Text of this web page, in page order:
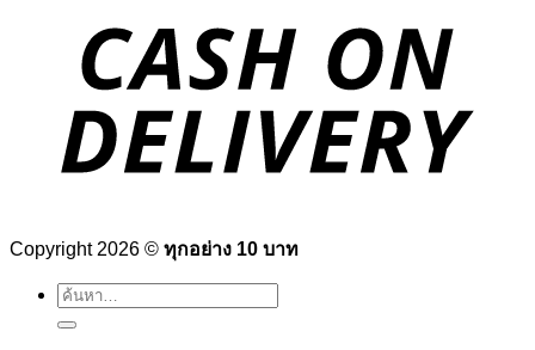
Copyright 2026 © ทุกอย่าง 10 บาท
ค้นหา: